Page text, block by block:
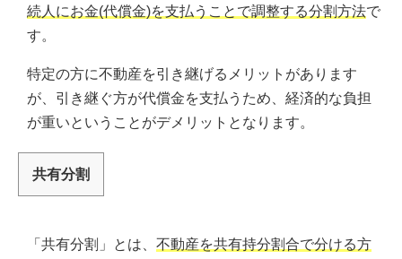
続人にお金(代償金)を支払うことで調整する分割方法で
す。
特定の方に不動産を引き継げるメリットがあります
が、引き継ぐ方が代償金を支払うため、経済的な負担
が重いということがデメリットとなります。
共有分割
「共有分割」とは、 不動産を共有持分割合で分ける方